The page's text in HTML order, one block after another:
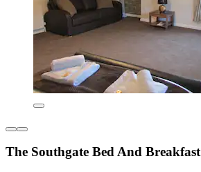
The Southgate Bed And Breakfast